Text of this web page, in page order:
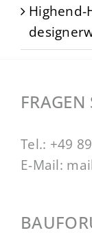
FRAGEN
Tel.: +49
E-Mail: